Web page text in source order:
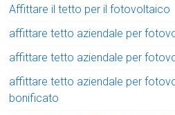
Affittare il tetto per il fotovoltaico
affittare tetto aziendale per
affittare tetto aziendale per
affittare tetto aziendale per
bonificato